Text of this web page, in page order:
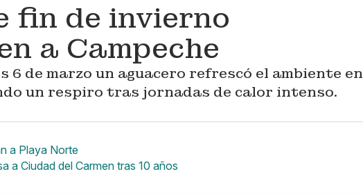
fin de invierno
a Campeche
6 de marzo un aguacero refrescó el ambiente en
un respiro tras jornadas de calor intenso.
a Playa Norte
a Ciudad del Carmen tras 10 años